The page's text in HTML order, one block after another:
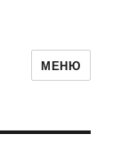
МЕНЮ